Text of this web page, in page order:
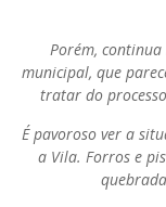
Porém,
municipal, que
tratar do
É pavoroso ver a
a Vila. Forros e